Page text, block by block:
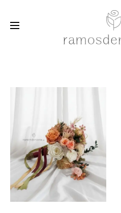
elegante Inicio